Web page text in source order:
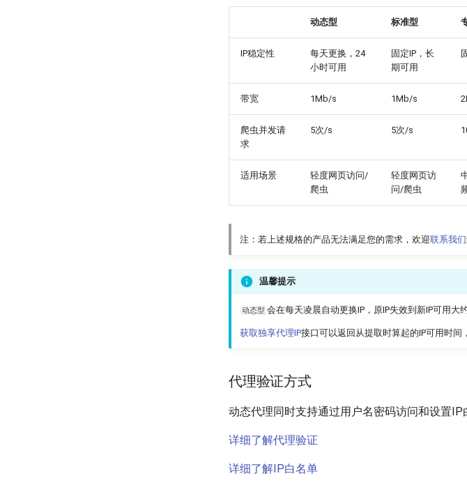
动态型 标准型
IP稳定性
每天更换，24
小时可用
固定IP，长
期可用
带宽 1Mb/s 1Mb/s
爬虫并发请
求
5次/s 5次/s
适用场景
轻度网页访问/
爬虫
轻度网页访
问/爬虫
注：若上述规格的产品无法满足您的需求，欢迎联系我们
温馨提示
动态型 会在每天凌晨自动更换IP，原IP失效到新IP可用大
获取独享代理IP接口可以返回从提取时算起的IP可用时间
代理验证方式
动态代理同时支持通过用户名密码访问和设置IP
详细了解代理验证
详细了解IP白名单